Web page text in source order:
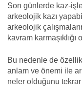
Son günlerde kaz-
arkeolojik kazı
arkeolojik
kavram
Bu nedenle de
anlam ve önemi ile
neler olduğunu